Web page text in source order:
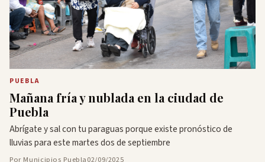
PUEBLA
Mañana fría y nublada en la ciudad de
Puebla
Abrígate y sal con tu paraguas porque existe pronóstico de
lluvias para este martes dos de septiembre
Por Municipios Puebla02/09/2025